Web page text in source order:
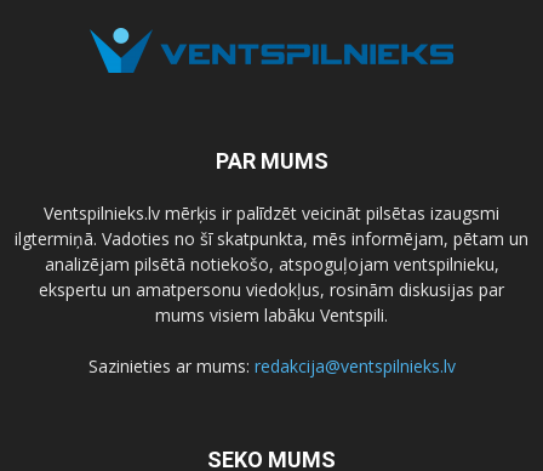
PAR MUMS
Ventspilnieks.lv mērķis ir palīdzēt veicināt pilsētas izaugsmi
ilgtermiņā. Vadoties no šī skatpunkta, mēs informējam, pētam un
analizējam pilsētā notiekošo, atspoguļojam ventspilnieku,
ekspertu un amatpersonu viedokļus, rosinām diskusijas par
mums visiem labāku Ventspili.
Sazinieties ar mums: redakcija@ventspilnieks.lv
SEKO MUMS